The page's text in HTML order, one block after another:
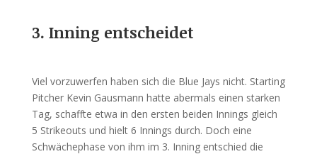
3. Inning entscheidet
Viel vorzuwerfen haben sich die Blue Jays nicht. Starting
Pitcher Kevin Gausmann hatte abermals einen starken
Tag, schaffte etwa in den ersten beiden Innings gleich
5 Strikeouts und hielt 6 Innings durch. Doch eine
Schwächephase von ihm im 3. Inning entschied die